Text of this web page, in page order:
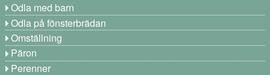
Odla med barn
Odla på fönsterbrädan
Omställning
Päron
Perenner